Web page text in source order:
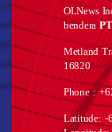
OLNews
bendera
Metland
16820
Phone :
Latitude: -